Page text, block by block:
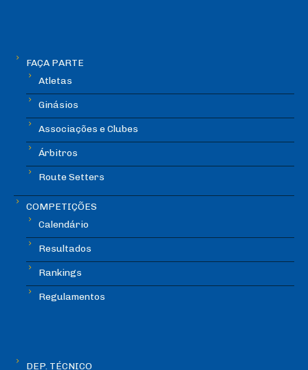
FAÇA PARTE
Atletas
Ginásios
Associações e Clubes
Árbitros
Route Setters
COMPETIÇÕES
Calendário
Resultados
Rankings
Regulamentos
DEP. TÉCNICO